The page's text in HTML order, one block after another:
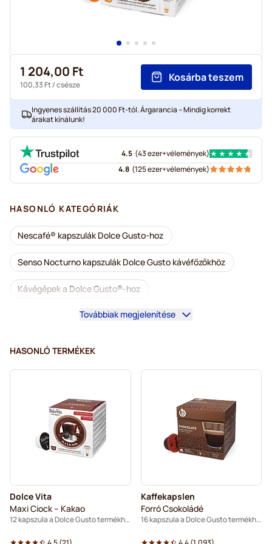
1 204,00 Ft
100,33 Ft/ csésze
Kosárba teszem
Ingyenes szállítás 20 000 Ft-tól. Árgarancia – Mindig korrekt
árakat kínálunk!
4.5 (43 ezer+vélemények)
4.8 (125 ezer+vélemények)
HASONLÓ KATEGÓRIÁK
Nescafé® kapszulák Dolce Gusto-hoz
Senso Nocturno kapszulák Dolce Gusto kávéfőzőkhöz
Kávégépek a Dolce Gusto®-hoz
Tartozékok a Dolce Gusto®-hoz
Vízkőoldás és tisztítás Dolce Gusto-hoz
Segafredo kapszulák Dolce Gusto kávéfőzőkhöz
Café René kapszulák Dolce Gusto kávéfőzőkhöz
Caffè Borbone kapszulák Dolce Gusto kávéfőzőkhöz
Kapszulák Dolce Gusto®-hoz
Továbbiak megjelenítése
HASONLÓ TERMÉKEK
Dolce Vita
Maxi Ciock – Kakao
12 kapszula a Dolce Gusto termékhez
Kaffekapslen
Forró Csokoládé
16 kapszula a Dolce Gusto termékhez